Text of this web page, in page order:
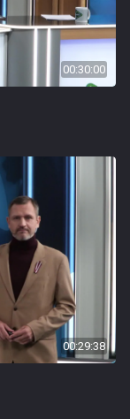
00:30:00
00:29:38